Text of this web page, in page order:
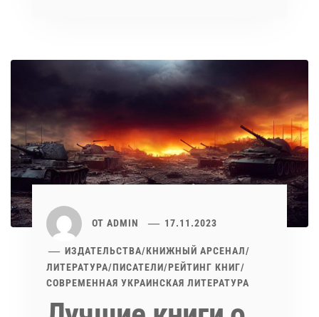
ОТ ADMIN 17.11.2023
ИЗДАТЕЛЬСТВА/КНИЖНЫЙ АРСЕНАЛ/
ЛИТЕРАТУРА/ПИСАТЕЛИ/РЕЙТИНГ КНИГ/
СОВРЕМЕННАЯ УКРАИНСКАЯ ЛИТЕРАТУРА